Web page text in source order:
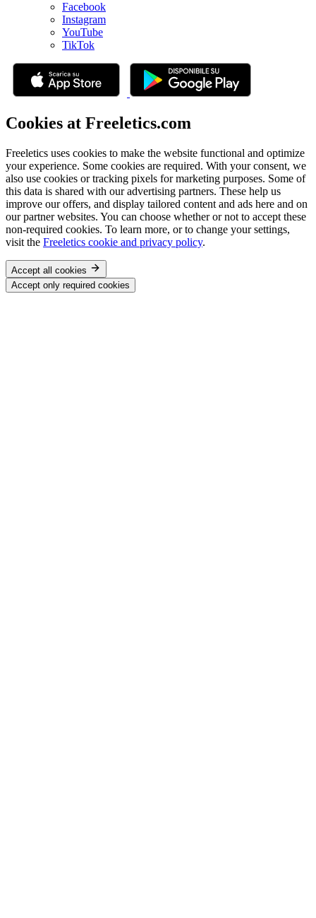
Facebook
Instagram
YouTube
TikTok
Cookies at Freeletics.com
Freeletics uses cookies to make the website functional and optimize
your experience. Some cookies are required. With your consent, we
also use cookies or tracking pixels for marketing purposes. Some of
this data is shared with our advertising partners. These help us
improve our offers, and display tailored content and ads here and on
our partner websites. You can choose whether or not to accept these
non-required cookies. To learn more, or to change your settings,
visit the Freeletics cookie and privacy policy.
Accept all cookies
Accept only required cookies